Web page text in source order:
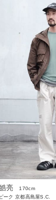
亮
170cm
ーク 京都高島屋S.C.